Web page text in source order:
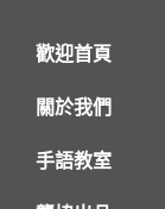
歡迎首頁
關於我們
手語教室